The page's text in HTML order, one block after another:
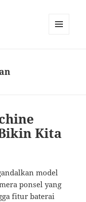
Kita
model
ponsel yang
fitur baterai